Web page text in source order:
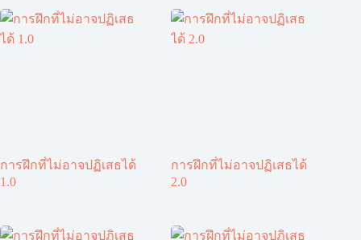
การฝึกที่ไม่อาจปฏิเสธได้
1.0
การฝึกที่ไม่อาจปฏิเสธได้
2.0